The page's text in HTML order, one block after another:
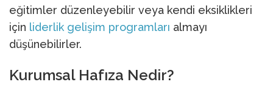
eğitimler düzenleyebilir veya kendi eksiklikleri
için liderlik gelişim programları almayı
düşünebilirler.
Kurumsal Hafıza Nedir?